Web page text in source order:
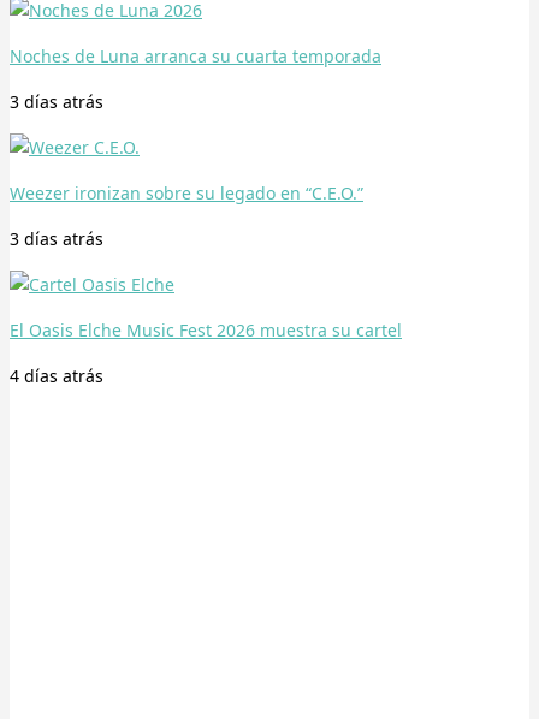
Noches de Luna arranca su cuarta temporada
3 días atrás
Weezer ironizan sobre su legado en “C.E.O.”
3 días atrás
El Oasis Elche Music Fest 2026 muestra su cartel
4 días atrás